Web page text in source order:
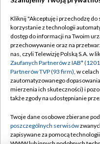
Abonament TVP
Emisja w TVP
Centrum informacji TVP
Naziemna Telewizja
Rada Programowa
System NOS
Kliknij "Akceptuję i przechodzę do
korzystanie z technologii
dostęp do informacji na Twoim
przechowywanie oraz na
nas, czyli Telewizję Polską S.A. w
Zaufanych Partnerów z IAB*
Partnerów TVP (93 firm), w
zautomatyzowanego
mierzenia ich skuteczności) i
także zgody na udostępnianie
Twoje dane osobowe zbierane
poszczególnych serwisów
zapisywane za pomocą